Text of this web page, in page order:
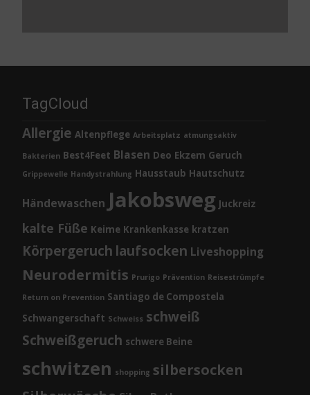
TagCloud
Allergie Altenpflege Arbeitsplatz atmungsaktiv
Bakterien Best4Feet Blasen Deo Ekzem Geruch
Grippewelle Handystrahlung Hausstaub Hautschutz
Händewaschen Jakobsweg Juckreiz
kalte Füße Keime Krankenkasse kratzen
Körpergeruch laufsocken Liveshopping
Neurodermitis Prurigo Prävention Reisestrümpfe
Return on Prevention Santiago de Compostela
Schwangerschaft Schweiss schweiß
Schweißgeruch schwere Beine
schwitzen shopping silbersocken